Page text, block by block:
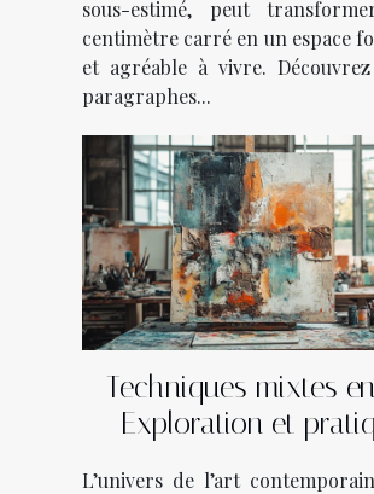
sous-estimé, peut
centimètre carré en un espace
et agréable à vivre.
paragraphes...
Techniques mixtes
Exploration et
L’univers de l’art